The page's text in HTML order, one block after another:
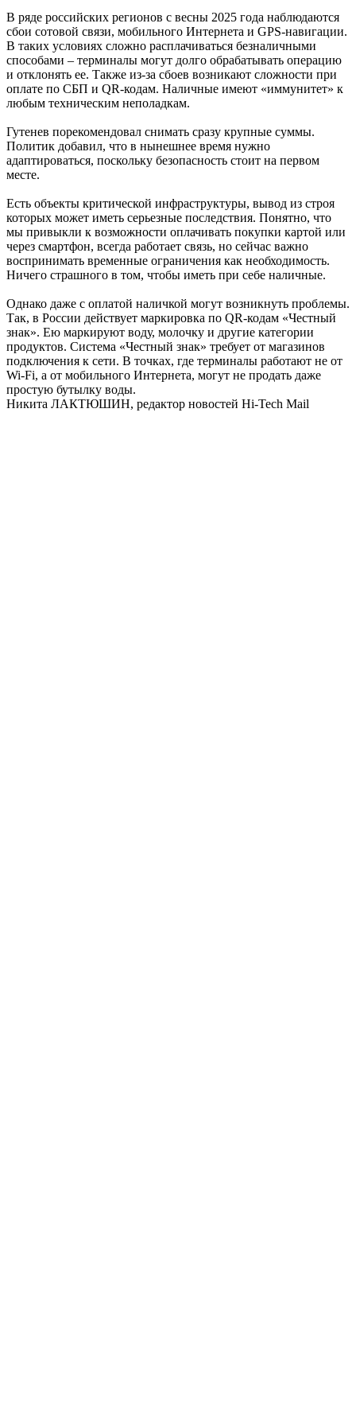
В ряде российских регионов с весны 2025 года наблюдаются
сбои сотовой связи, мобильного Интернета и GPS-навигации.
В таких условиях сложно расплачиваться безналичными
способами – терминалы могут долго обрабатывать операцию
и отклонять ее. Также из-за сбоев возникают сложности при
оплате по СБП и QR-кодам. Наличные имеют «иммунитет» к
любым техническим неполадкам.
Гутенев порекомендовал снимать сразу крупные суммы.
Политик добавил, что в нынешнее время нужно
адаптироваться, поскольку безопасность стоит на первом
месте.
Есть объекты критической инфраструктуры, вывод из строя
которых может иметь серьезные последствия. Понятно, что
мы привыкли к возможности оплачивать покупки картой или
через смартфон, всегда работает связь, но сейчас важно
воспринимать временные ограничения как необходимость.
Ничего страшного в том, чтобы иметь при себе наличные.
Однако даже с оплатой наличкой могут возникнуть проблемы.
Так, в России действует маркировка по QR-кодам «Честный
знак». Ею маркируют воду, молочку и другие категории
продуктов. Система «Честный знак» требует от магазинов
подключения к сети. В точках, где терминалы работают не от
Wi-Fi, а от мобильного Интернета, могут не продать даже
простую бутылку воды.
Никита ЛАКТЮШИН, редактор новостей Hi-Tech Mail